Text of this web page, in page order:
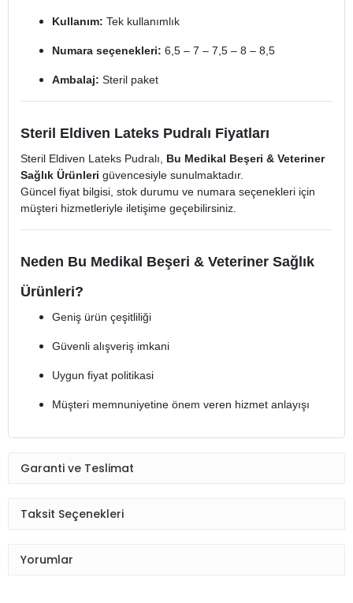
Kullanım: Tek kullanımlık
Numara seçenekleri: 6,5 – 7 – 7,5 – 8 – 8,5
Ambalaj: Steril paket
Steril Eldiven Lateks Pudralı Fiyatları
Steril Eldiven Lateks Pudralı, Bu Medikal Beşeri & Veteriner
Sağlık Ürünleri güvencesiyle sunulmaktadır.
Güncel fiyat bilgisi, stok durumu ve numara seçenekleri için
müşteri hizmetleriyle iletişime geçebilirsiniz.
Neden Bu Medikal Beşeri & Veteriner Sağlık
Ürünleri?
Geniş ürün çeşitliliği
Güvenli alışveriş imkani
Uygun fiyat politikasi
Müşteri memnuniyetine önem veren hizmet anlayışı
Garanti ve Teslimat
Taksit Seçenekleri
Yorumlar